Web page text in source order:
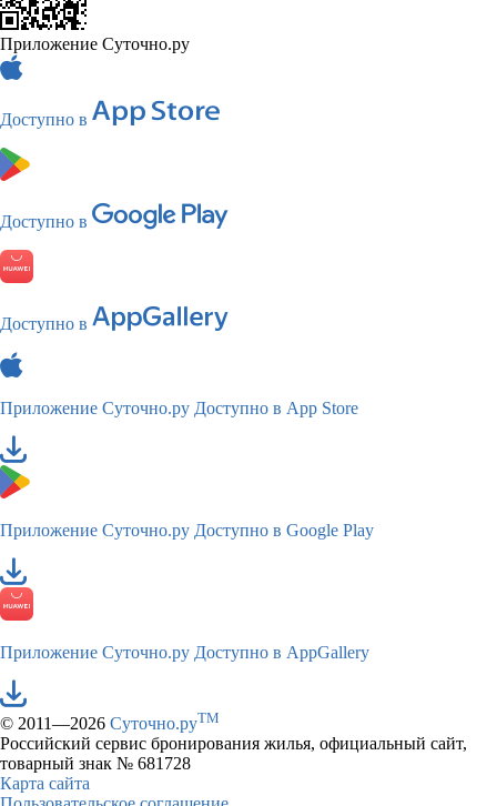
Приложение Суточно.ру
Доступно в
Доступно в
Доступно в
Приложение Суточно.ру Доступно в App Store
Приложение Суточно.ру Доступно в Google Play
Приложение Суточно.ру Доступно в AppGallery
© 2011—2026 Суточно.руTM
Российский сервис бронирования жилья, официальный сайт,
товарный знак № 681728
Карта сайта